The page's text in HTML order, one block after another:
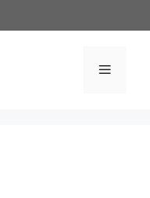
Menü